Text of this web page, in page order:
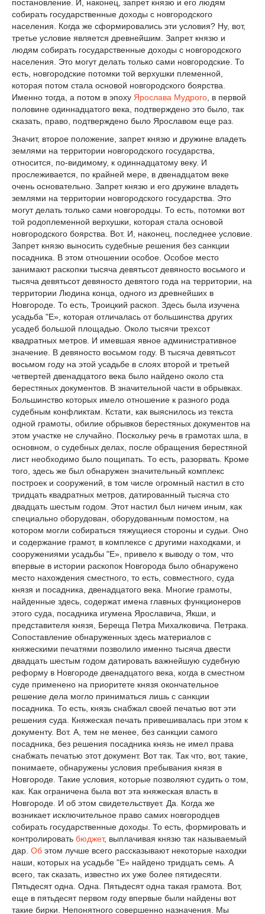
постановление. И, наконец, запрет князю и его людям
собирать государственные доходы с новгородского
населения. Когда же сформировались эти условия? Ну, вот,
третье условие является древнейшим. Запрет князю и
людям собирать государственные доходы с новгородского
населения. Это могут делать только сами новгородские. То
есть, новгородские потомки той верхушки племенной,
которая потом стала основой новгородского боярства.
Именно тогда, а потом в эпоху Ярослава Мудрого , в первой
половине одиннадцатого века, подтверждено это было, так
сказать, право, подтверждено было Ярославом еще раз.
Значит, второе положение, запрет князю и дружине владеть
землями на территории новгородского государства,
относится, по-видимому, к одиннадцатому веку. И
прослеживается, по крайней мере, в двенадцатом веке
очень основательно. Запрет князю и его дружине владеть
землями на территории новгородского государства. Это
могут делать только сами новгородцы. То есть, потомки вот
той родоплеменной верхушки, которая стала основой
новгородского боярства. Вот. И, наконец, последнее условие.
Запрет князю выносить судебные решения без санкции
посадника. В этом отношении особое. Особое место
занимают раскопки тысяча девятьсот девяносто восьмого и
тысяча девятьсот девяносто девятого года на территории, на
территории Людина конца, одного из древнейших в
Новгороде. То есть, Троицкий раскоп. Здесь была изучена
усадьба "Е», которая отличалась от большинства других
усадеб большой площадью. Около тысячи трехсот
квадратных метров. И имевшая явное административное
значение. В девяносто восьмом году. В тысяча девятьсот
восьмом году на этой усадьбе в слоях второй и третьей
четвертей двенадцатого века было найдено около ста
берестяных документов. В значительной части в обрывках.
Большинство которых имело отношение к разного рода
судебным конфликтам. Кстати, как выяснилось из текста
одной грамоты, обилие обрывков берестяных документов на
этом участке не случайно. Поскольку речь в грамотах шла, в
основном, о судебных делах, после обращения берестяной
лист необходимо было пощипать. То есть, разорвать. Кроме
того, здесь же был обнаружен значительный комплекс
построек и сооружений, в том числе огромный настил в сто
тридцать квадратных метров, датированный тысяча сто
двадцать шестым годом. Этот настил был ничем иным, как
специально оборудован, оборудованным помостом, на
котором могли собираться тяжущиеся стороны и судьи. Оно
и содержание грамот, в комплексе с другими находками, и
сооружениями усадьбы "Е», привело к выводу о том, что
впервые в истории раскопок Новгорода было обнаружено
место нахождения сместного, то есть, совместного, суда
князя и посадника, двенадцатого века. Многие грамоты,
найденные здесь, содержат имена главных функционеров
этого суда, посадника игумена Ярославича, Якши, и
представителя князя, Береща Петра Михалковича. Петрака.
Сопоставление обнаруженных здесь материалов с
княжескими печатями позволило именно тысяча двести
двадцать шестым годом датировать важнейшую судебную
реформу в Новгороде двенадцатого века, когда в сместном
суде применено на приоритете князя окончательное
решение дела могло приниматься лишь с санкции
посадника. То есть, князь снабжал своей печатью вот эти
решения суда. Княжеская печать привешивалась при этом к
документу. Вот. А, тем не менее, без санкции самого
посадника, без решения посадника князь не имел права
снабжать печатью этот документ. Вот так. Так что, вот, такие,
понимаете, обнаружены условия пребывания князя в
Новгороде. Такие условия, которые позволяют судить о том,
как. Как ограничена была вот эта княжеская власть в
Новгороде. И об этом свидетельствует. Да. Когда же
возникает исключительное право самих новгородцев
собирать государственные доходы. То есть, формировать и
контролировать бюджет, выплачивая князю так называемый
дар. Об этом лучше всего рассказывают некоторые находки
наши, которых на усадьбе "Е» найдено тридцать семь. А
всего, так сказать, известно их уже более пятидесяти.
Пятьдесят одна. Одна. Пятьдесят одна такая грамота. Вот,
еще в пятьдесят первом году впервые были найдены вот
такие бирки. Непонятного совершенно назначения. Мы